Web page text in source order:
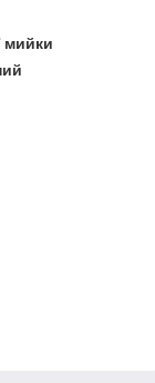
мийки